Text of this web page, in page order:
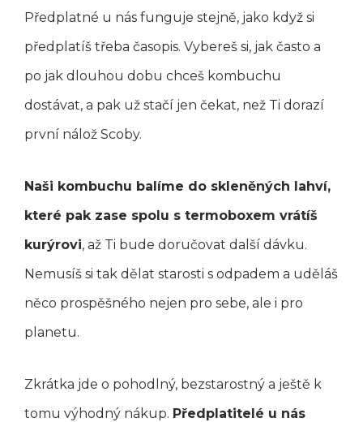
Předplatné u nás funguje stejně, jako když si
předplatíš třeba časopis. Vybereš si, jak často a
po jak dlouhou dobu chceš kombuchu
dostávat, a pak už stačí jen čekat, než Ti dorazí
první nálož Scoby.
Naši kombuchu balíme do skleněných lahví,
které pak zase spolu s termoboxem vrátíš
kurýrovi, až Ti bude doručovat další dávku.
Nemusíš si tak dělat starosti s odpadem a uděláš
něco prospěšného nejen pro sebe, ale i pro
planetu.
Zkrátka jde o pohodlný, bezstarostný a ještě k
tomu výhodný nákup. Předplatitelé u nás